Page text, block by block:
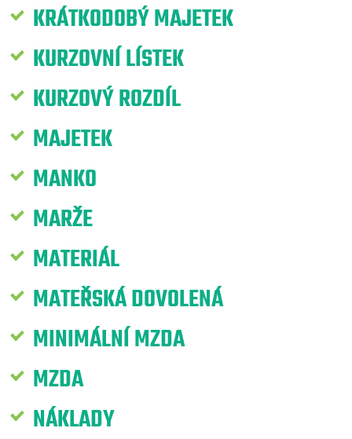
KRÁTKODOBÝ MAJETEK
KURZOVNÍ LÍSTEK
KURZOVÝ ROZDÍL
MAJETEK
MANKO
MARŽE
MATERIÁL
MATEŘSKÁ DOVOLENÁ
MINIMÁLNÍ MZDA
MZDA
NÁKLADY